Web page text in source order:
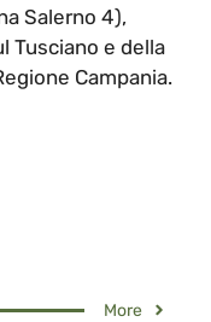
Salerno 4),
Tusciano e della
Campania.
More